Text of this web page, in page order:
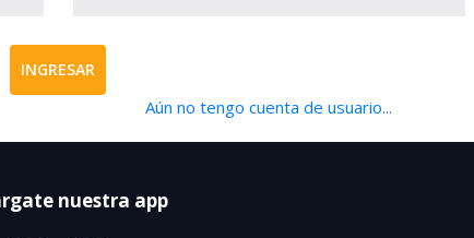
INGRESAR
Aún no tengo cuenta de usuario...
nuestra app